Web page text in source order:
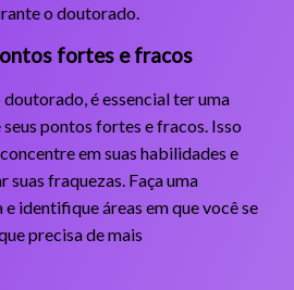
o doutorado.
fortes e fracos
é essencial ter uma
pontos fortes e fracos. Isso
em suas habilidades e
fraquezas. Faça uma
identifique áreas em que você se
precisa de mais